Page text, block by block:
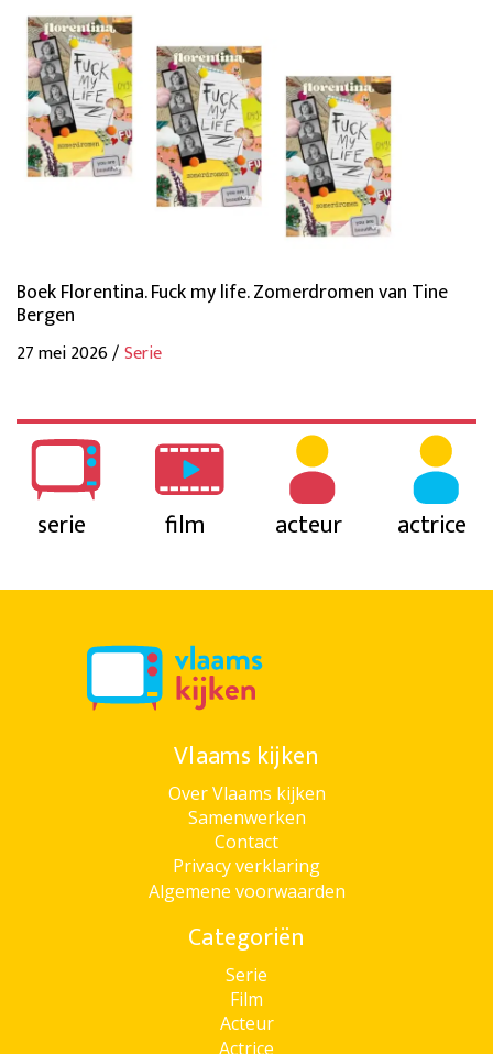
Boek Florentina. Fuck my life. Zomerdromen van Tine
Bergen
27 mei 2026 /Serie
serie film acteur actrice
Vlaams kijken
Over Vlaams kijken
Samenwerken
Contact
Privacy verklaring
Algemene voorwaarden
Categoriën
Serie
Film
Acteur
Actrice